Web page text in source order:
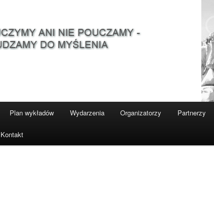
Plan wykładów Wydarzenia Organizatorzy Partnerzy
Kontakt